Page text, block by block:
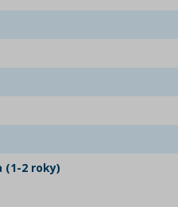
(1-2 roky)